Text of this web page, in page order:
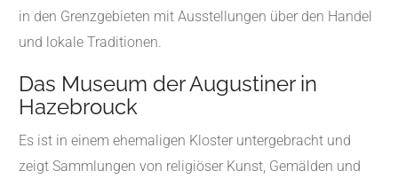
in den Grenzgebieten mit Ausstellungen über den Handel
und lokale Traditionen.
Das Museum der Augustiner in
Hazebrouck
Es ist in einem ehemaligen Kloster untergebracht und
zeigt Sammlungen von religiöser Kunst, Gemälden und